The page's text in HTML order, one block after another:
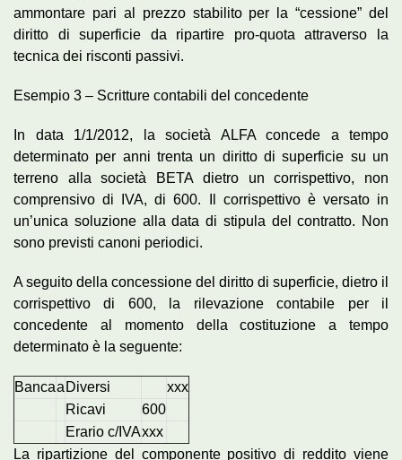
ammontare pari al prezzo stabilito per la “cessione” del
diritto di superficie da ripartire pro-quota attraverso la
tecnica dei risconti passivi.
Esempio 3 – Scritture contabili del concedente
In data 1/1/2012, la società ALFA concede a tempo
determinato per anni trenta un diritto di superficie su un
terreno alla società BETA dietro un corrispettivo, non
comprensivo di IVA, di 600. Il corrispettivo è versato in
un’unica soluzione alla data di stipula del contratto. Non
sono previsti canoni periodici.
A seguito della concessione del diritto di superficie, dietro il
corrispettivo di 600, la rilevazione contabile per il
concedente al momento della costituzione a tempo
determinato è la seguente:
Bancaa Diversi
xxx
Ricavi
600
Erario c/IVAxxx
La ripartizione del componente positivo di reddito viene